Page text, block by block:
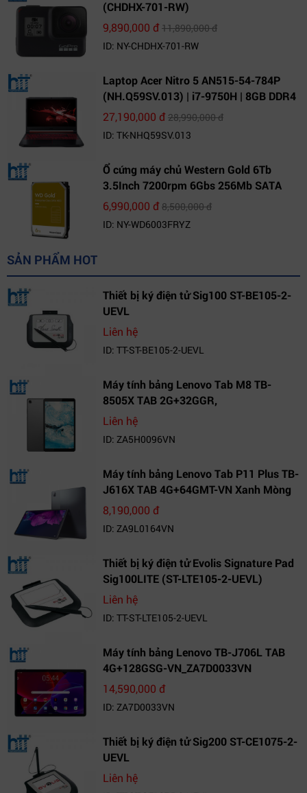
(CHDHX-701-RW)
9,890,000 đ11,890,000 đ
ID: NY-CHDHX-701-RW
Laptop Acer Nitro 5 AN515-54-784P
(NH.Q59SV.013) | i7-9750H | 8GB DDR4
| 1TB HDD | GeForce GTX 1650 4GB |
27,190,000 đ28,990,000 đ
ID: TK-NHQ59SV.013
Ổ cứng máy chủ Western Gold 6Tb
3.5Inch 7200rpm 6Gbs 256Mb SATA
(WD6003FRYZ)
6,990,000 đ8,500,000 đ
ID: NY-WD6003FRYZ
SẢN PHẨM HOT
Thiết bị ký điện tử Sig100 ST-BE105-2-
UEVL
Liên hệ
ID: TT-ST-BE105-2-UEVL
Máy tính bảng Lenovo Tab M8 TB-
8505X TAB 2G+32GGR,
VN_ZA5H0096VN
Liên hệ
ID: ZA5H0096VN
Máy tính bảng Lenovo Tab P11 Plus TB-
J616X TAB 4G+64GMT-VN Xanh Mòng
Két_ZA9L0164VN
8,190,000 đ
ID: ZA9L0164VN
Thiết bị ký điện tử Evolis Signature Pad
Sig100LITE (ST-LTE105-2-UEVL)
Liên hệ
ID: TT-ST-LTE105-2-UEVL
Máy tính bảng Lenovo TB-J706L TAB
4G+128GSG-VN_ZA7D0033VN
14,590,000 đ
ID: ZA7D0033VN
Thiết bị ký điện tử Sig200 ST-CE1075-2-
UEVL
Liên hệ